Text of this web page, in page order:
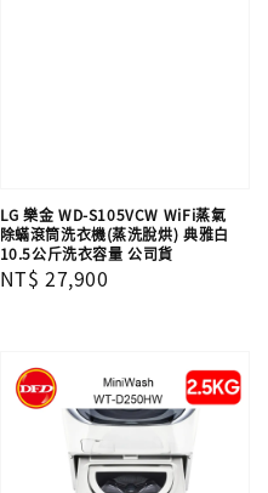
LG 樂金 WD-S105VCW WiFi蒸氣
除蟎滾筒洗衣機(蒸洗脫烘) 典雅白
10.5公斤洗衣容量 公司貨
Regular
NT$ 27,900